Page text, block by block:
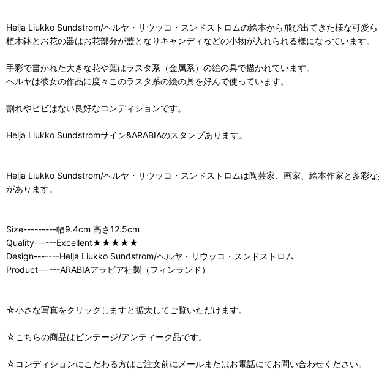
Helja Liukko Sundstrom/ヘルヤ・リウッコ・スンドストロムの絵本から飛び出てきた様な可愛ら
植木鉢とお花の器はお花部分が蓋となりキャンディなどの小物が入れられる様になっています。
手彩で書かれた大きな花や葉はラスタ系（金属系）の絵の具で描かれています。
ヘルヤは彼女の作品に度々このラスタ系の絵の具を好んで使っています。
割れやヒビはない良好なコンディションです。
Helja Liukko Sundstromサイン&ARABIAのスタンプあります。
Helja Liukko Sundstrom/ヘルヤ・リウッコ・スンドストロムは陶芸家、画家、絵本作家と多彩
があります。
Size---------幅9.4cm 高さ12.5cm
Quality------Excellent★★★★★
Design-------Helja Liukko Sundstrom/ヘルヤ・リウッコ・スンドストロム
Product------ARABIAアラビア社製（フィンランド）
☆小さな写真をクリックしますと拡大してご覧いただけます。
☆こちらの商品はビンテージ/アンティーク品です。
☆コンディションにこだわる方はご注文前にメールまたはお電話にてお問い合わせください。